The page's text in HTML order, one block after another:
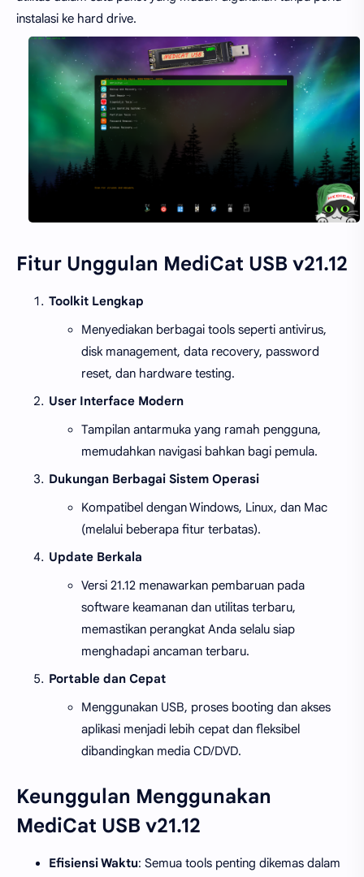
instalasi ke hard drive.
Fitur Unggulan MediCat USB v21.12
Toolkit Lengkap
Menyediakan berbagai tools seperti antivirus,
disk management, data recovery, password
reset, dan hardware testing.
User Interface Modern
Tampilan antarmuka yang ramah pengguna,
memudahkan navigasi bahkan bagi pemula.
Dukungan Berbagai Sistem Operasi
Kompatibel dengan Windows, Linux, dan Mac
(melalui beberapa fitur terbatas).
Update Berkala
Versi 21.12 menawarkan pembaruan pada
software keamanan dan utilitas terbaru,
memastikan perangkat Anda selalu siap
menghadapi ancaman terbaru.
Portable dan Cepat
Menggunakan USB, proses booting dan akses
aplikasi menjadi lebih cepat dan fleksibel
dibandingkan media CD/DVD.
Keunggulan Menggunakan
MediCat USB v21.12
Efisiensi Waktu: Semua tools penting dikemas dalam